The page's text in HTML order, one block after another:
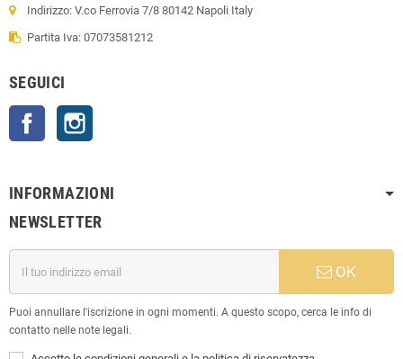
Indirizzo: V.co Ferrovia 7/8 80142 Napoli Italy
Partita Iva: 07073581212
SEGUICI
Facebook
INFORMAZIONI
NEWSLETTER
OK
Puoi annullare l'iscrizione in ogni momenti. A questo scopo, cerca le info di
contatto nelle note legali.